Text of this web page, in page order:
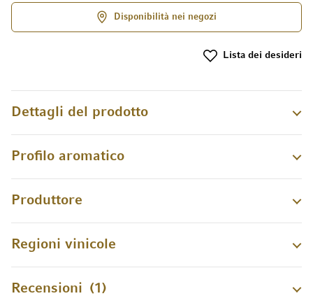
Disponibilità nei negozi
Lista dei desideri
Dettagli del prodotto
Profilo aromatico
Produttore
Regioni vinicole
Recensioni 1